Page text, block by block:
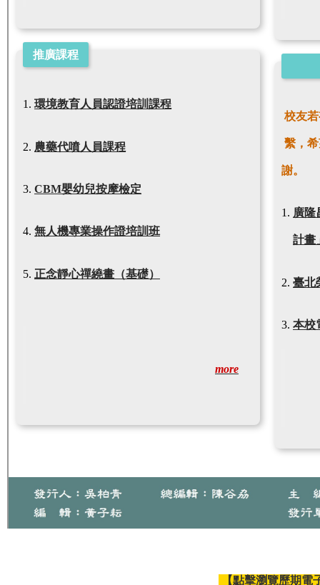
推廣課程
環境教育人員認證培訓課程
農藥代噴人員課程
CBM嬰幼兒按摩檢定
無人機專業操作證培訓班
正念靜心禪繞畫（基礎）
more
校友
繫，
謝。
廣隆
計畫
臺北
本校
【點擊瀏覽歷期電